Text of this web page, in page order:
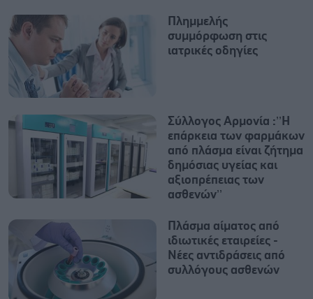
Πλημμελής
συμμόρφωση στις
ιατρικές οδηγίες
Σύλλογος Αρμονία :’’Η
επάρκεια των φαρμάκων
από πλάσμα είναι ζήτημα
δημόσιας υγείας και
αξιοπρέπειας των
ασθενών’’
Πλάσμα αίματος από
ιδιωτικές εταιρείες -
Νέες αντιδράσεις από
συλλόγους ασθενών